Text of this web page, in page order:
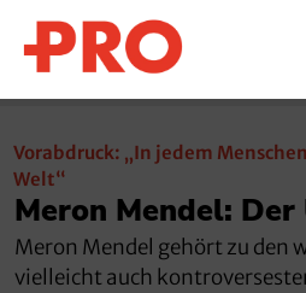
Vorabdruck: „In jedem
Welt“
Meron Mendel:
Meron Mendel gehört zu den
vielleicht auch